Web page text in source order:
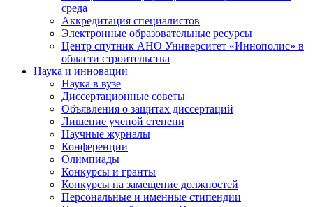
среда
Аккредитация специалистов
Электронные образовательные ресурсы
Центр спутник АНО Университет «Иннополис» в
области строительства
Наука и инновации
Наука в вузе
Диссертационные советы
Объявления о защитах диссертаций
Лишение ученой степени
Научные журналы
Конференции
Олимпиады
Конкурсы и гранты
Конкурсы на замещение должностей
Персональные и именные стипендии